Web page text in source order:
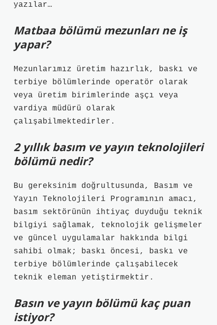
yazılar…
Matbaa bölümü mezunları ne iş
yapar?
Mezunlarımız üretim hazırlık, baskı ve
terbiye bölümlerinde operatör olarak
veya üretim birimlerinde aşçı veya
vardiya müdürü olarak
çalışabilmektedirler.
2 yıllık basım ve yayın teknolojileri
bölümü nedir?
Bu gereksinim doğrultusunda, Basım ve
Yayın Teknolojileri Programının amacı,
basım sektörünün ihtiyaç duyduğu teknik
bilgiyi sağlamak, teknolojik gelişmeler
ve güncel uygulamalar hakkında bilgi
sahibi olmak; baskı öncesi, baskı ve
terbiye bölümlerinde çalışabilecek
teknik eleman yetiştirmektir.
Basın ve yayın bölümü kaç puan
istiyor?